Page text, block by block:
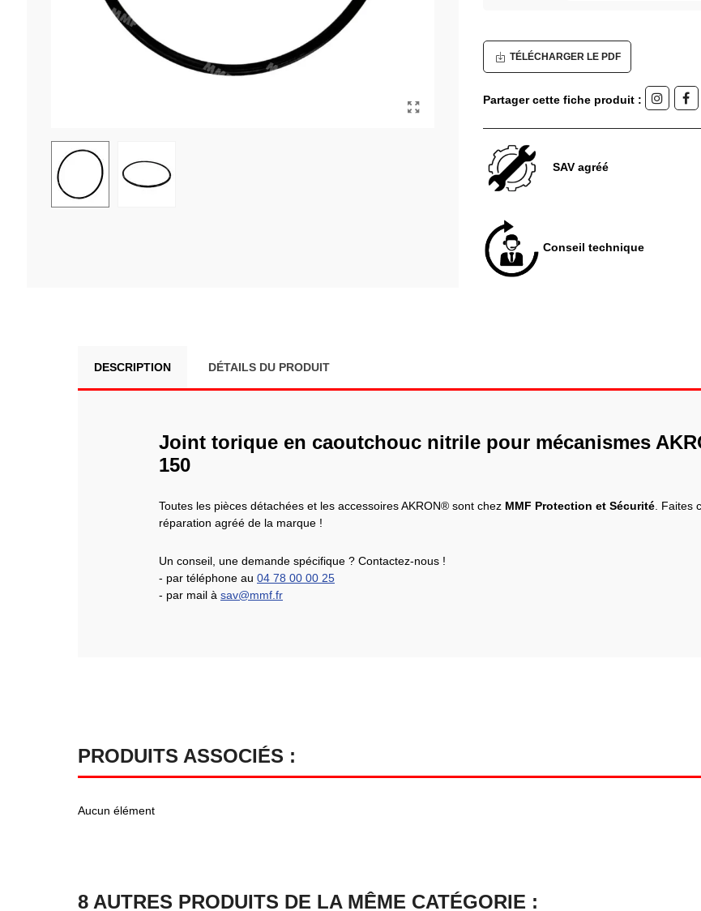
TÉLÉCHARGER LE PDF
Partager cette fiche produit :
SAV agréé
Conseil technique
DESCRIPTION DÉTAILS DU PRODUIT
Joint torique en caoutchouc nitrile pour mécanismes
150
Toutes les pièces détachées et les accessoires AKRON® sont chez MMF Protection et Sécurité. Faites
réparation agréé de la marque !
Un conseil, une demande spécifique ? Contactez-nous !
- par téléphone au 04 78 00 00 25
- par mail à sav@mmf.fr
PRODUITS ASSOCIÉS :
Aucun élément
8 AUTRES PRODUITS DE LA MÊME CATÉGORIE :